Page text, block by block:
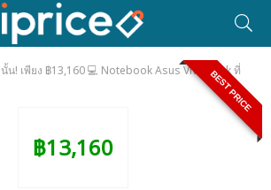
น! เพียง ฿13,160 💻 Notebook Asus Vivobook ที่
BEST PRICE
฿13,160